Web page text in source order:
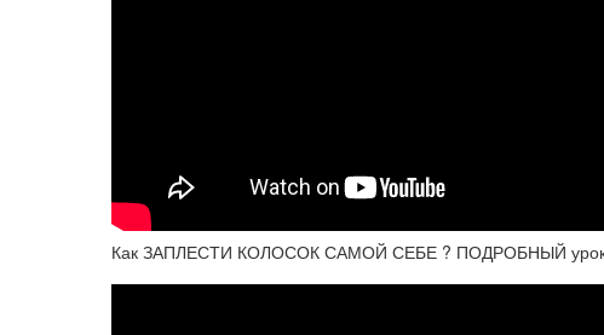
Как ЗАПЛЕСТИ КОЛОСОК САМОЙ СЕБЕ ? ПОДРОБНЫЙ урок